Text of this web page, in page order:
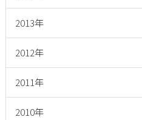
2013年
2012年
2011年
2010年